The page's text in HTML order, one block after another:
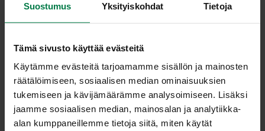
Suostumus Yksityiskohdat Tietoja
Tämä sivusto käyttää evästeitä
Käytämme evästeitä tarjoamamme sisällön ja mainosten
räätälöimiseen, sosiaalisen median ominaisuuksien
tukemiseen ja kävijämäärämme analysoimiseen. Lisäksi
jaamme sosiaalisen median, mainosalan ja analytiikka-
alan kumppaneillemme tietoja siitä, miten käytät
Kurk­ku kas­vus­tos­sa Kurk­kua­se­tel­ma